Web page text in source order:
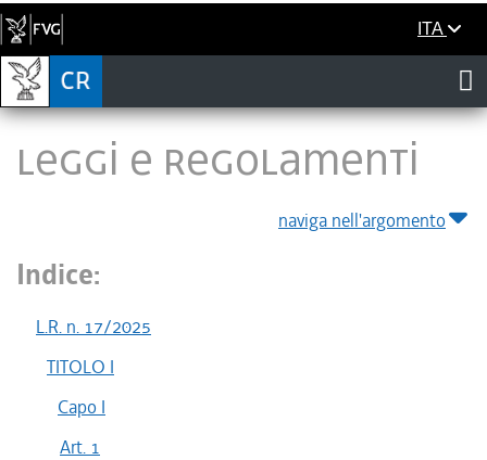
ITA
LEGGI E REGOLAMENTI
naviga nell'argomento
Indice:
L.R. n. 17/2025
TITOLO I
Capo I
Art. 1